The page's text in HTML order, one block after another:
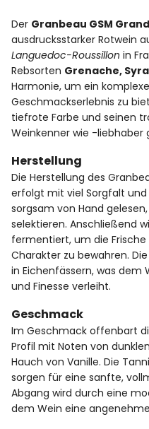
Der Granbeau GSM
ausdrucksstarker Rotwein
Languedoc-Roussillon in
Rebsorten Grenache,
Harmonie, um ein
Geschmackserlebnis zu
tiefrote Farbe und seinen
Weinkenner wie -
Herstellung
Die Herstellung des
erfolgt mit viel Sorgfalt und
sorgsam von Hand
selektieren. Anschließend
fermentiert, um die
Charakter zu bewahren.
in Eichenfässern, was dem
und Finesse verleiht.
Geschmack
Im Geschmack offenbart
Profil mit Noten von
Hauch von Vanille. Die
sorgen für eine sanfte,
Abgang wird durch eine
dem Wein eine